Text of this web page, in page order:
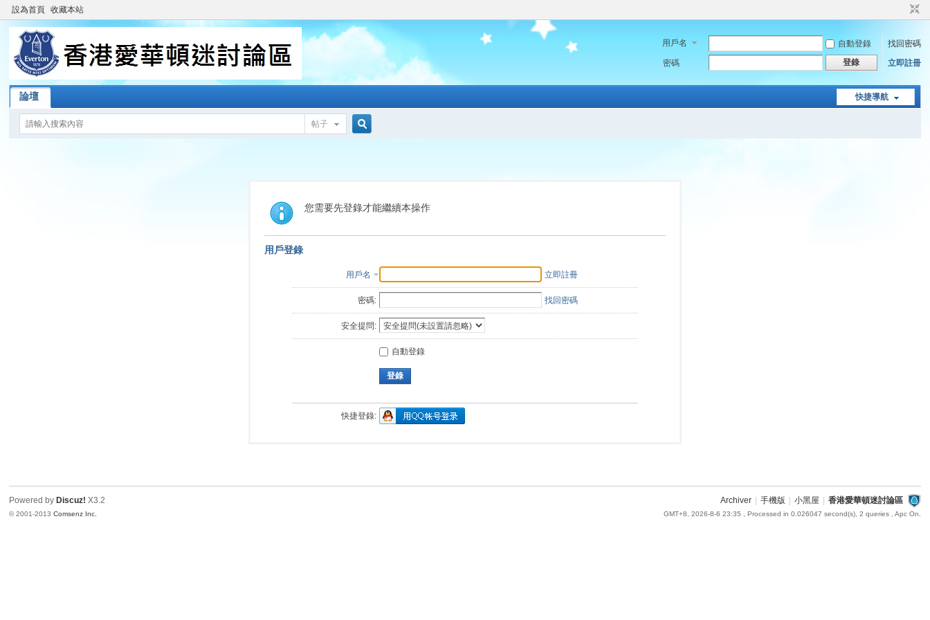
設為首頁 收藏本站
用戶名 自動登錄
找回密碼
密碼
登錄 立即註冊
快捷導航
論壇
帖子
索
您需要先登錄才能繼續本操作
用戶登錄
用戶名 立即註冊
密碼: 找回密碼
安全提問:
自動登錄
登錄
快捷登錄:
Archiver 手機版 小黑屋 香港愛華頓迷討論區
GMT+8, 2026-8-6 23:35 , Processed in 0.026047 second(s), 2 queries , Apc On.
Powered by Discuz! X3.2
© 2001-2013Comsenz Inc.